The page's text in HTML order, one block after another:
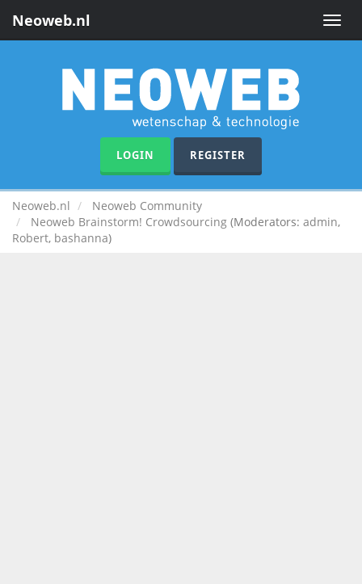
Toggle
Neoweb.nl
LOGIN REGISTER
Neoweb.nl
Neoweb Community
Neoweb Brainstorm! Crowdsourcing (Moderators: admin,
Robert, bashanna)